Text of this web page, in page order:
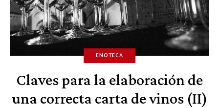
ENOTECA
Claves para la elaboración de
una correcta carta de vinos (II)